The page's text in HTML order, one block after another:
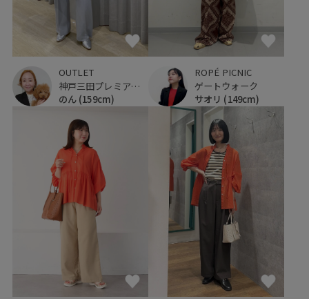
OUTLET
神戸三田プレミアム・アウトレット
のん (159cm)
ROPÉ PICNIC
ゲートウォーク
サオリ (149cm)